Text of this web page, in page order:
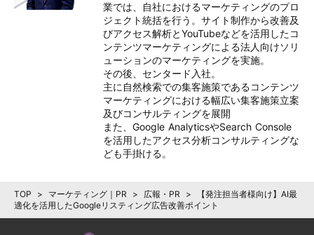
業では、自社におけるマーケティングのプロ
ジェクト統括を行う。サイト制作から改善及
びアクセス解析とYouTubeなどを活用したコ
ンテンツマーケティングによる法人向けソリ
ューションのマーケティングを実施。
その後、センタード入社。
主に自然検索での集客施策であるコンテンツ
マーケティングにおける幅広い集客施策立案
及びコンサルティングを展開
また、Google AnalyticsやSearch Console
を活用したアクセス分析コンサルティングな
ども手掛ける。
TOP > マーケティング｜PR > 広報・PR >
【発注担当者様向け】AI最
適化を活用したGoogleリスティング広告改善ポイント